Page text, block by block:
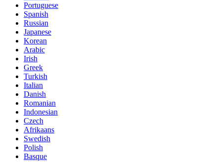
Portuguese
Spanish
Russian
Japanese
Korean
Arabic
Irish
Greek
Turkish
Italian
Danish
Romanian
Indonesian
Czech
Afrikaans
Swedish
Polish
Basque